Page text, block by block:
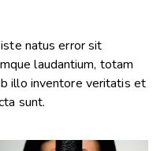
natus error sit
laudantium, totam
illo inventore veritatis et
sunt.